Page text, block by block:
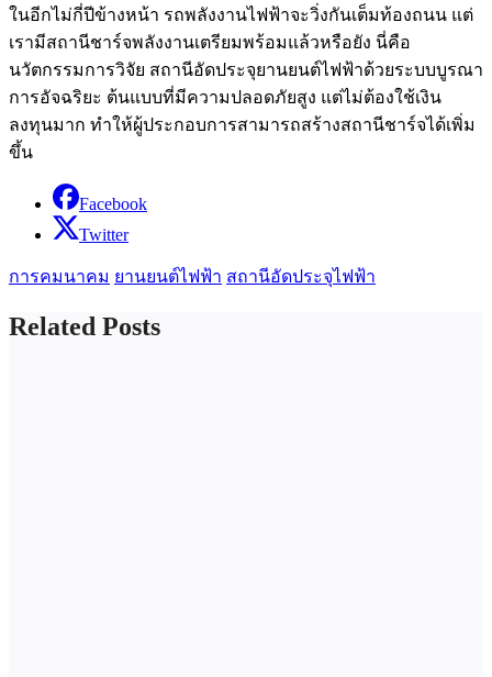
ในอีกไม่กี่ปีข้างหน้า รถพลังงานไฟฟ้าจะวิ่งกันเต็มท้องถนน แต่
เรามีสถานีชาร์จพลังงานเตรียมพร้อมแล้วหรือยัง นี่คือ
นวัตกรรมการวิจัย สถานีอัดประจุยานยนต์ไฟฟ้าด้วยระบบบูรณา
การอัจฉริยะ ต้นแบบที่มีความปลอดภัยสูง แต่ไม่ต้องใช้เงิน
ลงทุนมาก ทำให้ผู้ประกอบการสามารถสร้างสถานีชาร์จได้เพิ่ม
ขึ้น
Facebook
Twitter
การคมนาคม ยานยนต์ไฟฟ้า สถานีอัดประจุไฟฟ้า
Related Posts